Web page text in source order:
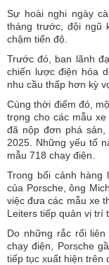
Sự hoài nghi ngày
tháng trước, đội ngũ
chậm tiến độ.
Trước đó, ban lãnh
chiến lược điện hóa
nhu cầu thấp hơn kỳ
Cùng thời điểm đó,
trọng cho các mẫu
đã nộp đơn phá sản,
2025. Những yếu tố
mẫu 718 chạy điện.
Trong bối cảnh hàng
của Porsche, ông
việc đưa các mẫu xe
Leiters tiếp quản vị trí
Do những rắc rối
chạy điện, Porsche
tiếp tục xuất hiện trên